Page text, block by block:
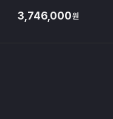
3,746,000원